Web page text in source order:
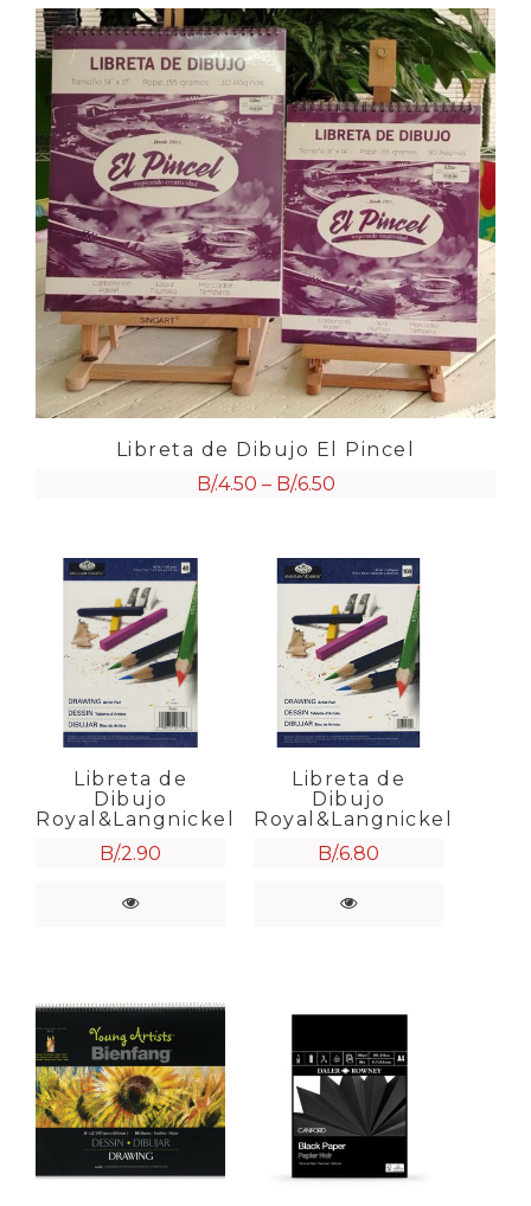
Libreta de Dibujo El Pincel
B/.4.50 – B/.6.50
Libreta de
Dibujo
Royal&Langnickel
B/.2.90
Libreta de
Dibujo
Royal&Langnickel
B/.6.80